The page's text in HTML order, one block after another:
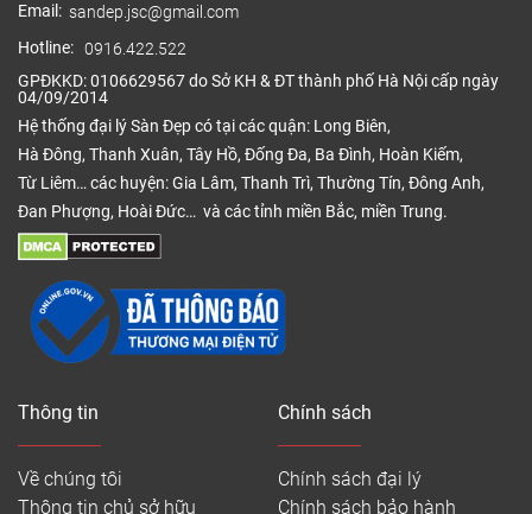
Email: sandep.jsc@gmail.com
Hotline: 0916.422.522
GPĐKKD: 0106629567 do Sở KH & ĐT thành phố Hà Nội cấp ngày
04/09/2014
Hệ thống đại lý Sàn Đẹp có tại các quận: Long Biên,
Hà Đông, Thanh Xuân, Tây Hồ, Đống Đa, Ba Đình, Hoàn Kiếm,
Từ Liêm… các huyện: Gia Lâm, Thanh Trì, Thường Tín, Đông Anh,
Đan Phượng, Hoài Đức… và các tỉnh miền Bắc, miền Trung.
Thông tin
Về chúng tôi
Thông tin chủ sở hữu
Chính sách
Chính sách đại lý
Chính sách bảo hành